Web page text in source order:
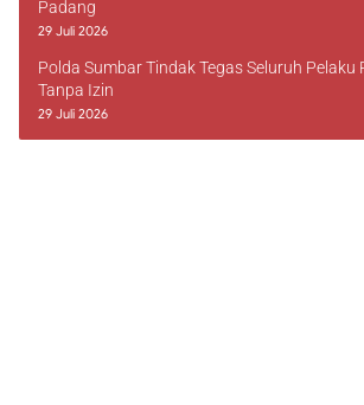
Padang
29 Juli 2026
Polda Sumbar Tindak Tegas Seluruh Pelaku
Tanpa Izin
29 Juli 2026